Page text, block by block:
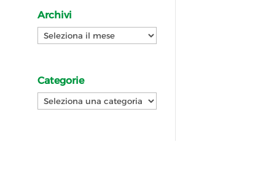
Archivi
Archivi
Categorie
Categorie